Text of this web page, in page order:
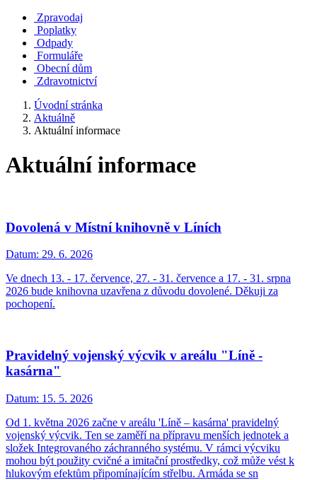
Zpravodaj
Poplatky
Odpady
Formuláře
Obecní dům
Zdravotnictví
Úvodní stránka
Aktuálně
Aktuální informace
Aktuální informace
Dovolená v Místní knihovně v Líních
Datum: 29. 6. 2026
Ve dnech 13. - 17. července, 27. - 31. července a 17. - 31. srpna
2026 bude knihovna uzavřena z důvodu dovolené. Děkuji za
pochopení.
Pravidelný vojenský výcvik v areálu "Líně -
kasárna"
Datum: 15. 5. 2026
Od 1. května 2026 začne v areálu 'Líně – kasárna' pravidelný
vojenský výcvik. Ten se zaměří na přípravu menších jednotek a
složek Integrovaného záchranného systému. V rámci výcviku
mohou být použity cvičné a imitační prostředky, což může vést k
hlukovým efektům připomínajícím střelbu. Armáda se sn